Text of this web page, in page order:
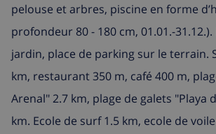
pelouse et arbres, piscine en forme
profondeur 80 - 180 cm, 01.01.-
jardin, place de parking sur le terrain.
km, restaurant 350 m, café 400 m,
Arenal" 2.7 km, plage de galets "Playa
km. Ecole de surf 1.5 km, ecole de